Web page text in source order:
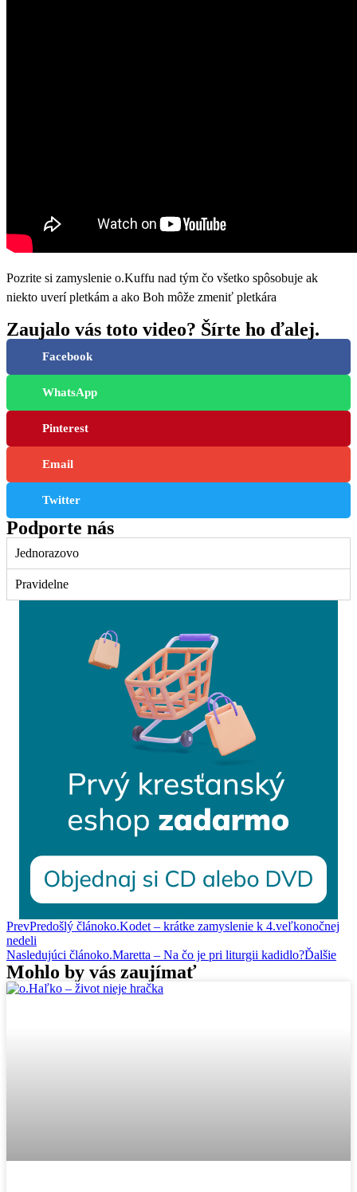
Pozrite si zamyslenie o.Kuffu nad tým čo všetko spôsobuje ak
niekto uverí pletkám a ako Boh môže zmeniť pletkára
Zaujalo vás toto video? Šírte ho ďalej.
Facebook
WhatsApp
Pinterest
Email
Twitter
Podporte nás
Jednorazovo
Pravidelne
PrevPredošlý článoko.Kodet – krátke zamyslenie k 4.veľkonočnej
nedeli
Nasledujúci článoko.Maretta – Na čo je pri liturgii kadidlo?Ďalšie
Mohlo by vás zaujímať